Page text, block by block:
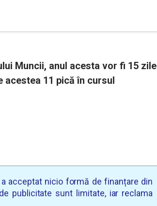
Muncii, anul acesta vor fi 15 zile
acestea 11 pică în cursul
acceptat nicio formă de finanțare din
publicitate sunt limitate, iar reclama